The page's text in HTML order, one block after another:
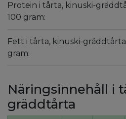
Protein i tårta, kinuski-
100 gram:
Fett i tårta, kinuski-
gram:
Näringsinnehåll i
gräddtårta